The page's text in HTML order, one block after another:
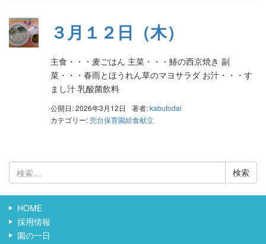
３月１２日（木）
主食・・・麦ごはん 主菜・・・鰆の西京焼き 副
菜・・・春雨とほうれん草のマヨサラダ お汁・・・す
まし汁 乳酸菌飲料
公開日: 2026年3月12日 著者:kabutodai
カテゴリー: 兜台保育園給食献立
検
索:
HOME
採用情報
園の一日